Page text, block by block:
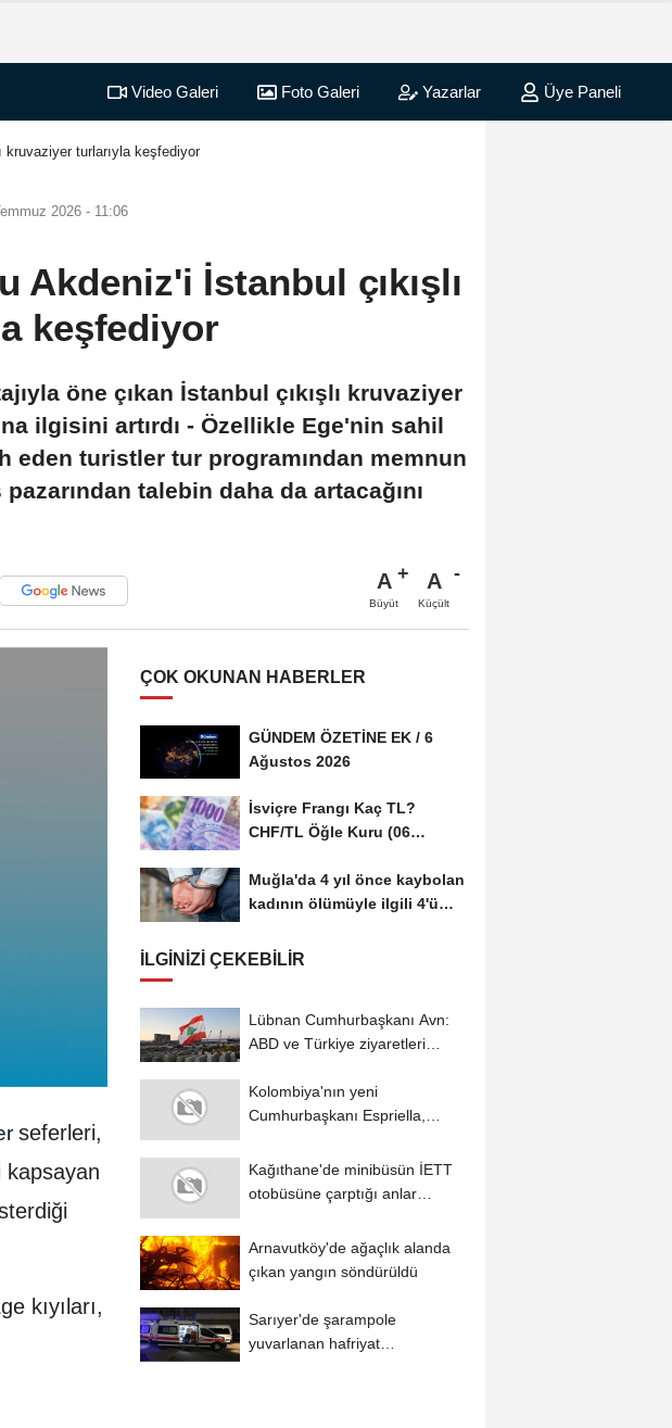
Video Galeri Foto Galeri Yazarlar Üye Paneli
kruvaziyer turlarıyla keşfediyor
2026 - 11:06
Akdeniz'i İstanbul çıkışlı
keşfediyor
öne çıkan İstanbul çıkışlı kruvaziyer
ilgisini artırdı - Özellikle Ege'nin sahil
eden turistler tur programından memnun
talebin daha da artacağını
A
Büyüt
A
Küçült
seferleri,
kapsayan
kıyıları,
ÇOK OKUNAN HABERLER
GÜNDEM ÖZETİNE EK / 6
Ağustos 2026
İsviçre Frangı Kaç TL?
CHF/TL Öğle Kuru (06
Muğla'da 4 yıl önce kaybolan
kadının ölümüyle ilgili 4'ü
İLGINIZI ÇEKEBILIR
Lübnan Cumhurbaşkanı Avn:
ABD ve Türkiye ziyaretleri
Kolombiya'nın yeni
Cumhurbaşkanı Espriella,
Kağıthane'de minibüsün İETT
otobüsüne çarptığı anlar
Arnavutköy'de ağaçlık alanda
çıkan yangın söndürüldü
Sarıyer'de şarampole
yuvarlanan hafriyat